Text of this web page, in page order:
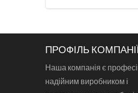
ПРОФІЛЬ
Наша компанія є
надійним виробником і